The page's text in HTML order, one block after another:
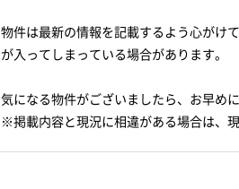
物件は最新の情報を記載するよう心がけ
が入ってしまっている場合があります。
気になる物件がございましたら、お早め
※掲載内容と現況に相違がある場合は、